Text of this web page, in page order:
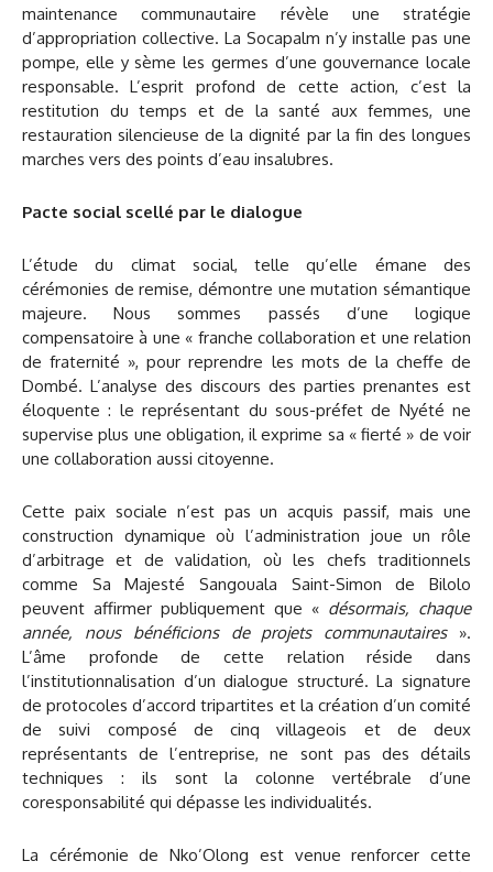
maintenance communautaire révèle une stratégie
d’appropriation collective. La Socapalm n’y installe pas une
pompe, elle y sème les germes d’une gouvernance locale
responsable. L’esprit profond de cette action, c’est la
restitution du temps et de la santé aux femmes, une
restauration silencieuse de la dignité par la fin des longues
marches vers des points d’eau insalubres.
Pacte social scellé par le dialogue
L’étude du climat social, telle qu’elle émane des
cérémonies de remise, démontre une mutation sémantique
majeure. Nous sommes passés d’une logique
compensatoire à une « franche collaboration et une relation
de fraternité », pour reprendre les mots de la cheffe de
Dombé. L’analyse des discours des parties prenantes est
éloquente : le représentant du sous-préfet de Nyété ne
supervise plus une obligation, il exprime sa « fierté » de voir
une collaboration aussi citoyenne.
Cette paix sociale n’est pas un acquis passif, mais une
construction dynamique où l’administration joue un rôle
d’arbitrage et de validation, où les chefs traditionnels
comme Sa Majesté Sangouala Saint-Simon de Bilolo
peuvent affirmer publiquement que « désormais, chaque
année, nous bénéficions de projets communautaires».
L’âme profonde de cette relation réside dans
l’institutionnalisation d’un dialogue structuré. La signature
de protocoles d’accord tripartites et la création d’un comité
de suivi composé de cinq villageois et de deux
représentants de l’entreprise, ne sont pas des détails
techniques : ils sont la colonne vertébrale d’une
coresponsabilité qui dépasse les individualités.
La cérémonie de Nko’Olong est venue renforcer cette